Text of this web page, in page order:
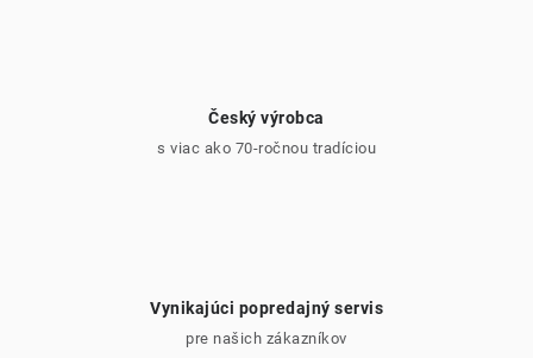
Český výrobca
s viac ako 70-ročnou tradíciou
Vynikajúci popredajný servis
pre našich zákazníkov